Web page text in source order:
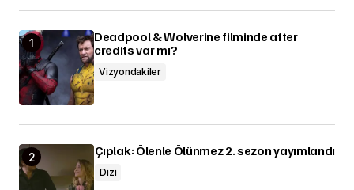
Deadpool & Wolverine filminde after
credits var mı?
Vizyondakiler
Çıplak: Ölenle Ölünmez 2. sezon yayımlandı
Dizi